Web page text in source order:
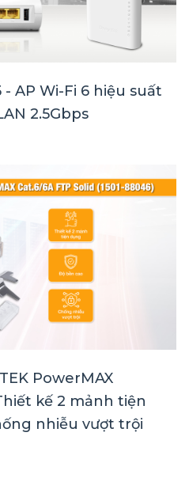
- AP Wi-Fi 6 hiệu suất
2.5Gbps
PowerMAX
kế 2 mảnh tiện
nhiễu vượt trội